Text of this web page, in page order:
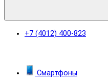
+7 (4012) 400-823
Смартфоны